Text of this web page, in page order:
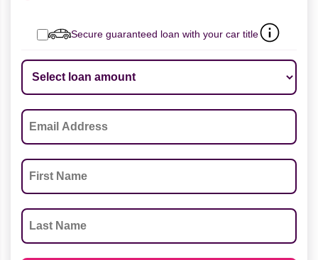
Secure guaranteed loan with your car title